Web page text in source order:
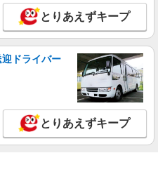
とりあえずキープ
ドライバー
とりあえずキープ